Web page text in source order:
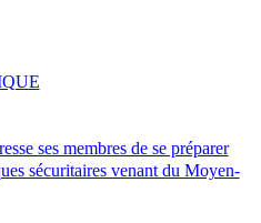
ses membres de se préparer
sécuritaires venant du Moyen-